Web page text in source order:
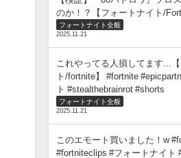
のか！？【フォートナイト/
フォートナイト全般
2025.11.21
これやってる人損してます...
ト/fortnite】 #fortnite
ト #stealthebrainrot #shorts
フォートナイト全般
2025.11.21
このエモート買いました！w
#fortniteclips #フォートナイ